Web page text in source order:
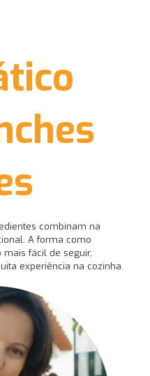
combinam na
A forma como
fácil de seguir,
experiência na cozinha.